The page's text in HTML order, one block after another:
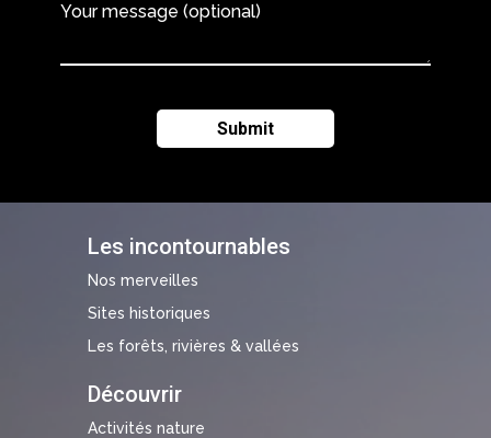
Les incontournables
Nos merveilles
Sites historiques
Les forêts, rivières & vallées
Découvrir
Activités nature
Your message (optional)